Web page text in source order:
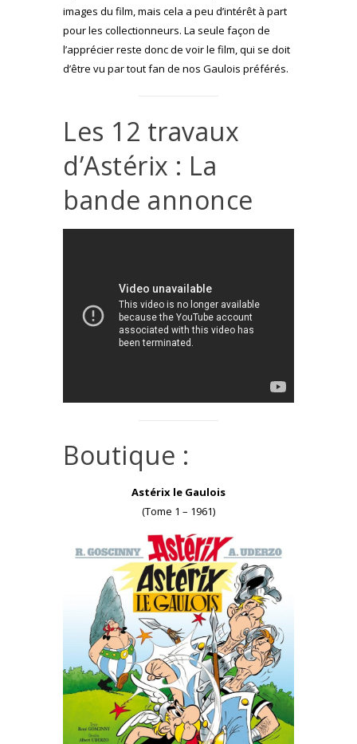
images du film, mais cela a peu d’intérêt à part
pour les collectionneurs. La seule façon de
l’apprécier reste donc de voir le film, qui se doit
d’être vu par tout fan de nos Gaulois préférés.
Les 12 travaux
d’Astérix : La
bande annonce
Boutique :
Astérix le Gaulois
(Tome 1 – 1961)